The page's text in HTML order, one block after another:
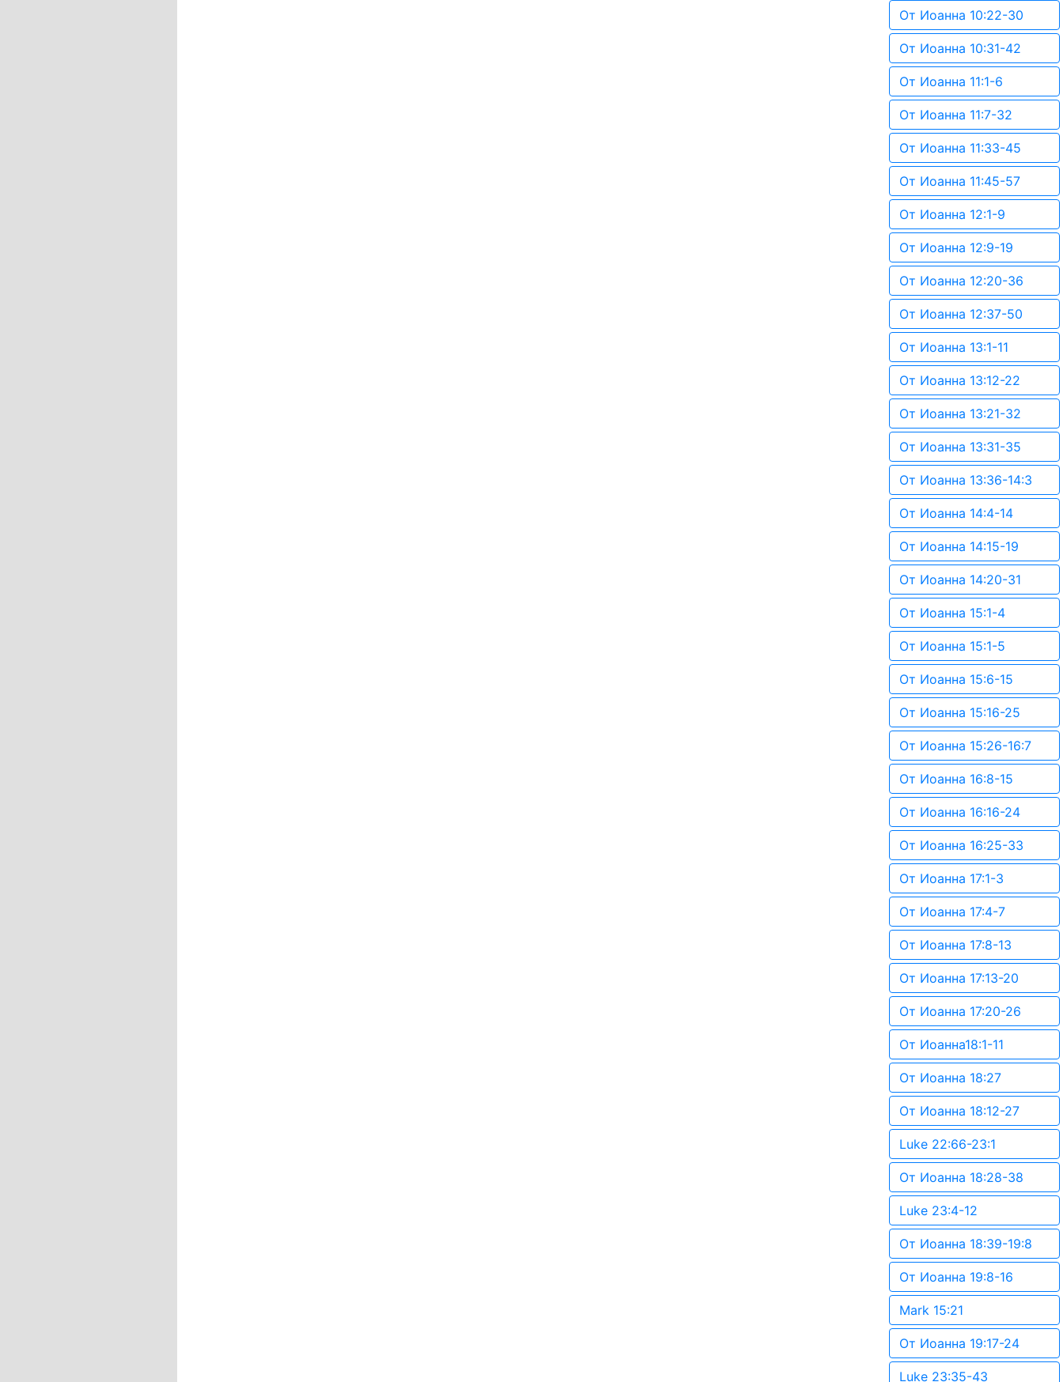
От Иоанна 10:22-30
От Иоанна 10:31-42
От Иоанна 11:1-6
От Иоанна 11:7-32
От Иоанна 11:33-45
От Иоанна 11:45-57
От Иоанна 12:1-9
От Иоанна 12:9-19
От Иоанна 12:20-36
От Иоанна 12:37-50
От Иоанна 13:1-11
От Иоанна 13:12-22
От Иоанна 13:21-32
От Иоанна 13:31-35
От Иоанна 13:36-14:3
От Иоанна 14:4-14
От Иоанна 14:15-19
От Иоанна 14:20-31
От Иоанна 15:1-4
От Иоанна 15:1-5
От Иоанна 15:6-15
От Иоанна 15:16-25
От Иоанна 15:26-16:7
От Иоанна 16:8-15
От Иоанна 16:16-24
От Иоанна 16:25-33
От Иоанна 17:1-3
От Иоанна 17:4-7
От Иоанна 17:8-13
От Иоанна 17:13-20
От Иоанна 17:20-26
От Иоанна18:1-11
От Иоанна 18:27
От Иоанна 18:12-27
Luke 22:66-23:1
От Иоанна 18:28-38
Luke 23:4-12
От Иоанна 18:39-19:8
От Иоанна 19:8-16
Mark 15:21
От Иоанна 19:17-24
Luke 23:35-43